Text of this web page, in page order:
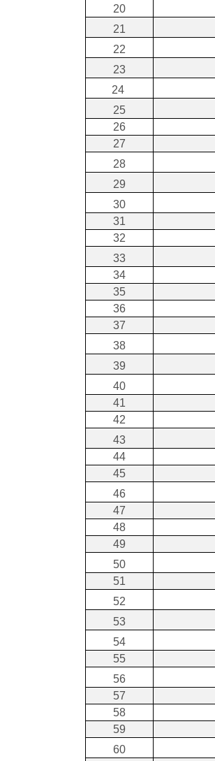
20
21
22
23
24
25
26
27
28
29
30
31
32
33
34
35
36
37
38
39
40
41
42
43
44
45
46
47
48
49
50
51
52
53
54
55
56
57
58
59
60